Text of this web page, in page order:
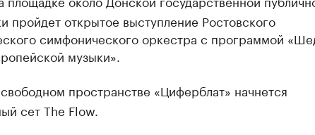
пройдет открытое выступление Ростовского
симфонического оркестра с программой
музыки».
пространстве «Циферблат» начнется
сет The Flow.